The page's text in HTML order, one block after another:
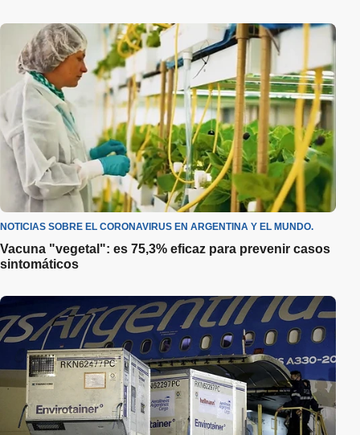
NOTICIAS SOBRE EL CORONAVIRUS EN ARGENTINA Y EL MUNDO.
Vacuna "vegetal": es 75,3% eficaz para prevenir casos
sintomáticos